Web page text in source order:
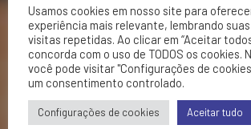
Usamos cookies em nosso site para
experiência mais relevante, lembrando
visitas repetidas. Ao clicar em “Aceitar
concorda com o uso de TODOS os cookies.
você pode visitar "Configurações de
um consentimento controlado.
Configurações de cookies Aceitar tudo